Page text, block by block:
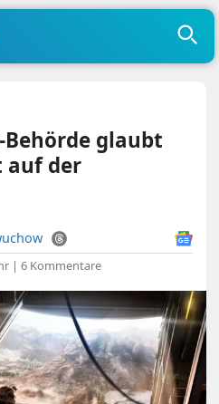
Behörde glaubt
auf der
|6 Kommentare